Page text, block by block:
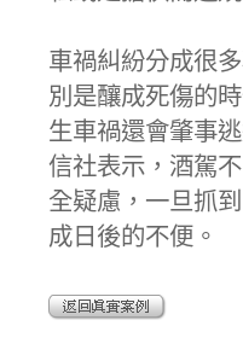
車禍糾紛分成很
別是釀成死傷的
生車禍還會肇事
信社表示，酒駕
全疑慮，一旦抓
成日後的不便。